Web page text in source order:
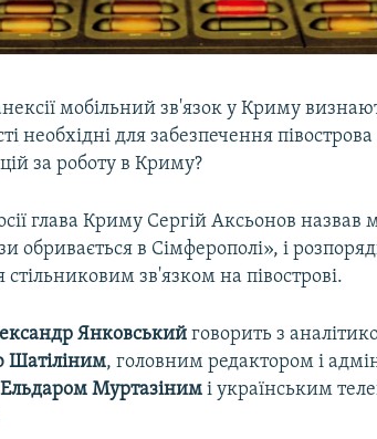
мобільний зв'язок у Криму
необхідні для забезпечення
за роботу в Криму?
глава Криму Сергій Аксьонов назвав
обривається в Сімферополі», і
зв'язком на півострові.
Янковський говорить з
Шатіліним, головним редактором і
Ельдаром Муртазінимі українським